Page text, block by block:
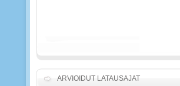
ARVIOIDUT LATAUSAJAT